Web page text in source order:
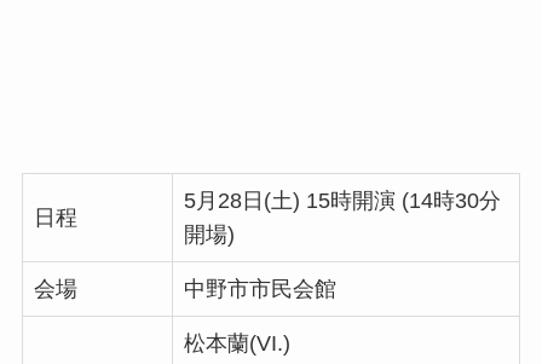
日程
5月28日(土) 15時開演 (14時30分
開場)
会場 中野市市民会館
松本蘭(VI.)